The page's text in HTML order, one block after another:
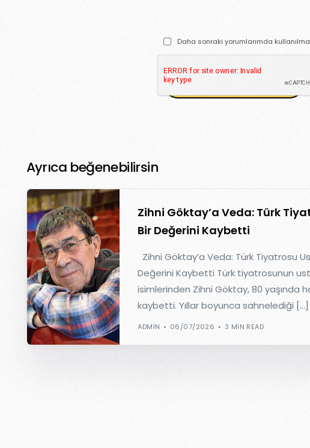
Daha sonraki yorumlarımda
Ayrıca beğenebilirsin
Zihni Göktay’a Veda: Türk
Bir Değerini Kaybetti
Zihni Göktay’a Veda: Türk Tiyatrosu
Değerini Kaybetti Türk tiyatrosunun
isimlerinden Zihni Göktay, 80 yaşında
kaybetti. Yıllar boyunca sahnelediği […]
ADMIN 06/07/2026 3 MIN READ